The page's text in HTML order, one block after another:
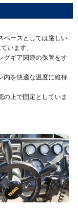
ペースとしては厳しい
います。
グギア関連の保管をす
内を快適な温度に維持
上で固定としていま